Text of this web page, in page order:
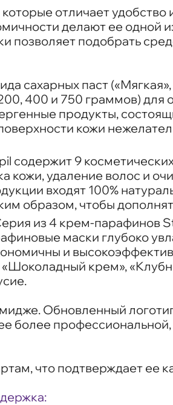
отличает удобство
делают ее одной
позволяет подобрать
сахарных паст
400 и 750 граммов) для
продукты,
кожи
содержит 9
кожи, удаление волос и
входят 100%
образом, чтобы
из 4 крем-парафинов
маски глубоко
и
крем»,
Обновленный
более
что подтверждает ее